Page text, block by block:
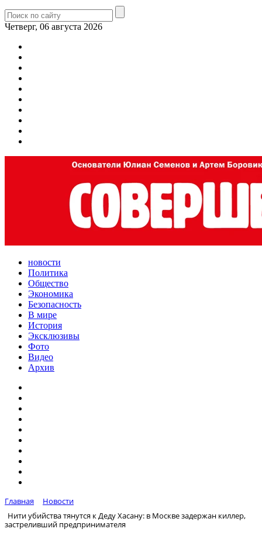
Четверг, 06 августа 2026
новости
Политика
Общество
Экономика
Безопасность
В мире
История
Эксклюзивы
Фото
Видео
Архив
Главная
Новости
Нити убийства тянутся к Деду Хасану: в Москве задержан киллер,
застреливший предпринимателя